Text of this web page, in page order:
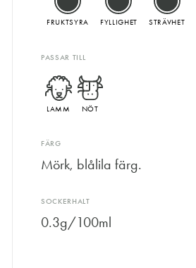
FRUKTSYRA FYLLIGHET STRÄVHET
PASSAR TILL
LAMM NÖT
FÄRG
Mörk, blålila färg.
SOCKERHALT
0.3g/100ml